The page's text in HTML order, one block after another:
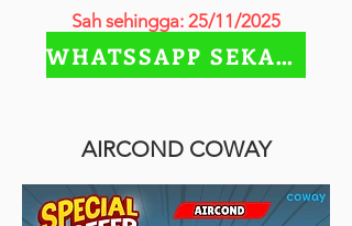
Sah sehingga: 25/11/2025
WHATSSAPP SEKARANG
AIRCOND COWAY